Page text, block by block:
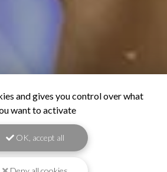
and gives you control over what
want to activate
OK, accept all